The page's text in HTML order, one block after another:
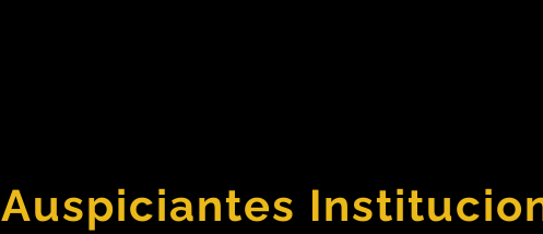
Auspiciantes